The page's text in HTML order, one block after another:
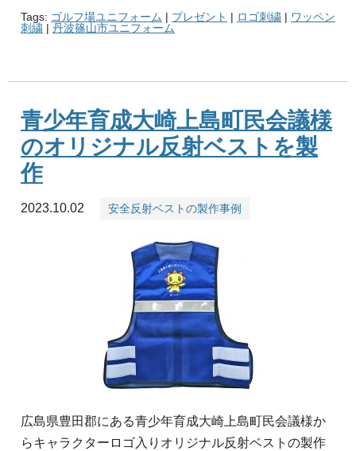
Tags: ゴルフ場ユニフォーム | プレゼント | ロゴ刺繍 | ワッペン
刺繍 | 丹波篠山市ユニフォーム
青少年育成大崎上島町民会議様
のオリジナル反射ベストを製
作
2023.10.02 安全反射ベストの製作事例
広島県豊田郡にある青少年育成大崎上島町民会議様か
らキャラクターロゴ入りオリジナル反射ベストの製作